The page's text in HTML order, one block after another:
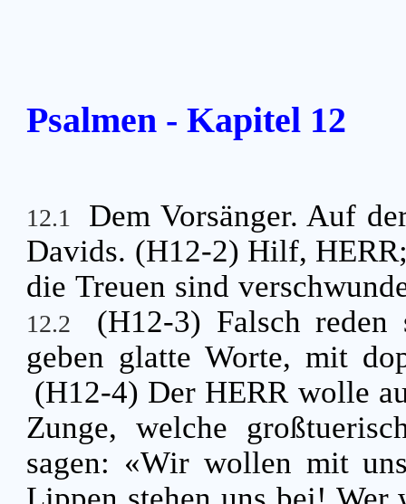
Psalmen - Kapitel 12
12.1
Dem Vorsänger. Auf
Davids. (H12-2) Hilf,
die Treuen sind
12.2
(H12-3) Falsch
geben glatte Worte, mit
(H12-4) Der HERR wolle
Zunge, welche
sagen: «Wir wollen mit